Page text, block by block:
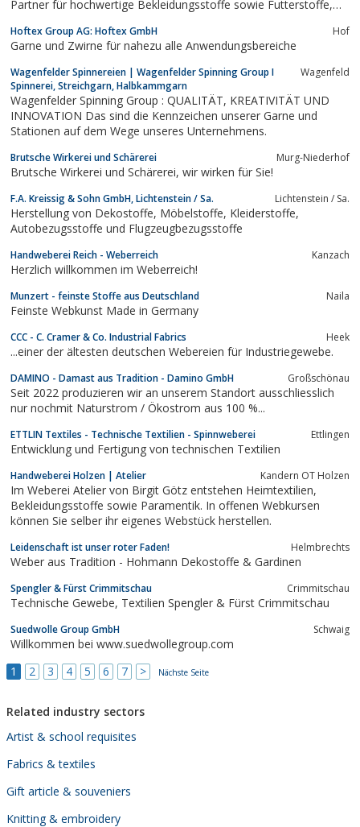
Partner für hochwertige Bekleidungsstoffe sowie Futterstoffe,
Hoftex Group AG: Hoftex GmbH Hof
Garne und Zwirne für nahezu alle Anwendungsbereiche
Wagenfelder Spinnereien | Wagenfelder Spinning Group I
Spinnerei, Streichgarn, Halbkammgarn
Wagenfeld
Wagenfelder Spinning Group : QUALITÄT, KREATIVITÄT UND
INNOVATION Das sind die Kennzeichen unserer Garne und
Stationen auf dem Wege unseres Unternehmens.
Brutsche Wirkerei und Schärerei Murg-Niederhof
Brutsche Wirkerei und Schärerei, wir wirken für Sie!
F.A. Kreissig & Sohn GmbH, Lichtenstein / Sa. Lichtenstein / Sa.
Herstellung von Dekostoffe, Möbelstoffe, Kleiderstoffe,
Autobezugsstoffe und Flugzeugbezugsstoffe
Handweberei Reich - Weberreich Kanzach
Herzlich willkommen im Weberreich!
Munzert - feinste Stoffe aus Deutschland Naila
Feinste Webkunst Made in Germany
CCC - C. Cramer & Co. Industrial Fabrics Heek
...einer der ältesten deutschen Webereien für Industriegewebe.
DAMINO - Damast aus Tradition - Damino GmbH Großschönau
Seit 2022 produzieren wir an unserem Standort ausschliesslich
nur nochmit Naturstrom / Ökostrom aus 100 %...
ETTLIN Textiles - Technische Textilien - Spinnweberei Ettlingen
Entwicklung und Fertigung von technischen Textilien
Handweberei Holzen | Atelier Kandern OT Holzen
Im Weberei Atelier von Birgit Götz entstehen Heimtextilien,
Bekleidungsstoffe sowie Paramentik. In offenen Webkursen
können Sie selber ihr eigenes Webstück herstellen.
Leidenschaft ist unser roter Faden! Helmbrechts
Weber aus Tradition - Hohmann Dekostoffe & Gardinen
Spengler & Fürst Crimmitschau Crimmitschau
Technische Gewebe, Textilien Spengler & Fürst Crimmitschau
Suedwolle Group GmbH Schwaig
Willkommen bei www.suedwollegroup.com
1
2 3 4 5 6 7 > Nächste Seite
Related industry sectors
Artist & school requisites
Fabrics & textiles
Gift article & souveniers
Knitting & embroidery